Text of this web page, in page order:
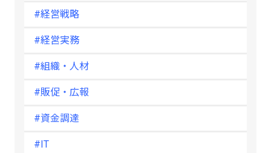
#経営戦略
#経営実務
#組織・人材
#販促・広報
#資金調達
#IT